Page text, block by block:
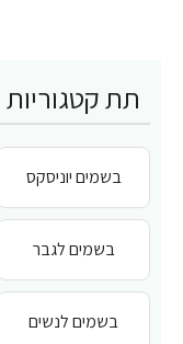
תת קטגוריות
בשמים יוניסקס
בשמים לגבר
בשמים לנשים